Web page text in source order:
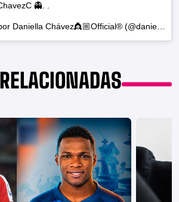
👻. .